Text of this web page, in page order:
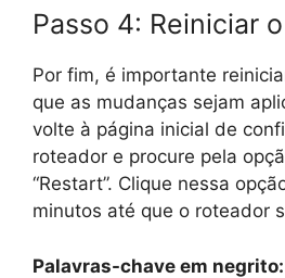
Passo 4: Reiniciar
Por fim, é importante
que as mudanças sejam
volte à página inicial de
roteador e procure pela
“Restart”. Clique nessa
minutos até que o roteador
Palavras-chave em